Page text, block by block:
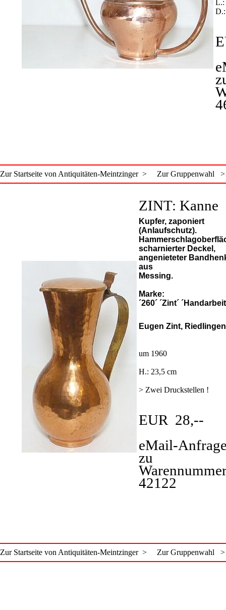
Zur Startseite von Antiquitäten-Meintzinger > Zur Gruppenwahl >
ZINT: Kanne
Kupfer, zaponiert
(Anlaufschutz).
scharnierter Deckel,
angenieteter
aus
Messing.
Marke:
´260´ ´Zint´
Eugen Zint, Riedlingen
um 1960
H.: 23,5 cm
> Zwei Druckstellen !
EUR 28,--
eMail-
zu
42122
Zur Startseite von Antiquitäten-Meintzinger > Zur Gruppenwahl >